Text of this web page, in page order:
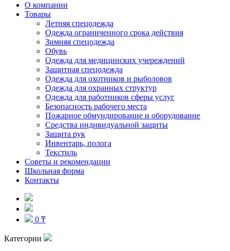
О компании
Товары
Летняя спецодежда
Одежда ограниченного срока действия
Зимняя спецодежда
Обувь
Одежда для медицинских учереждений
Защитная спецодежда
Одежда для охотников и рыболовов
Одежда для охранных структур
Одежда для работников сферы услуг
Безопасность рабочего места
Пожарное обмундирование и оборудование
Средства индивидуальной защиты
Защита рук
Инвентарь, полога
Текстиль
Советы и рекомендации
Школьная форма
Контакты
0 ₸
Категории